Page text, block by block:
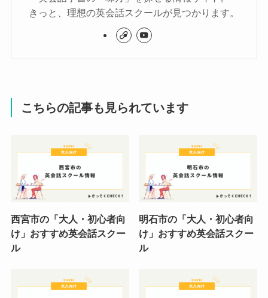
きっと、理想の英会話スクールが見つかります。
こちらの記事も見られています
西宮市の「大人・初心者向
け」おすすめ英会話スクー
ル
明石市の「大人・初心者向
け」おすすめ英会話スクー
ル